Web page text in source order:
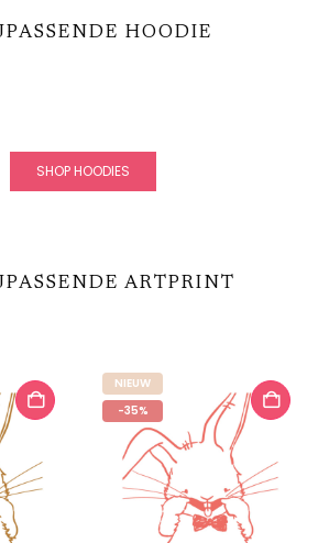
HOODIE
SHOP HOODIES
ARTPRINT
NIEUW
-35%